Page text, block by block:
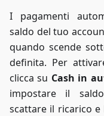
I pagamenti
saldo del tuo
quando scende
definita. Per
clicca su Cash in
impostare il
scattare il ricarico e